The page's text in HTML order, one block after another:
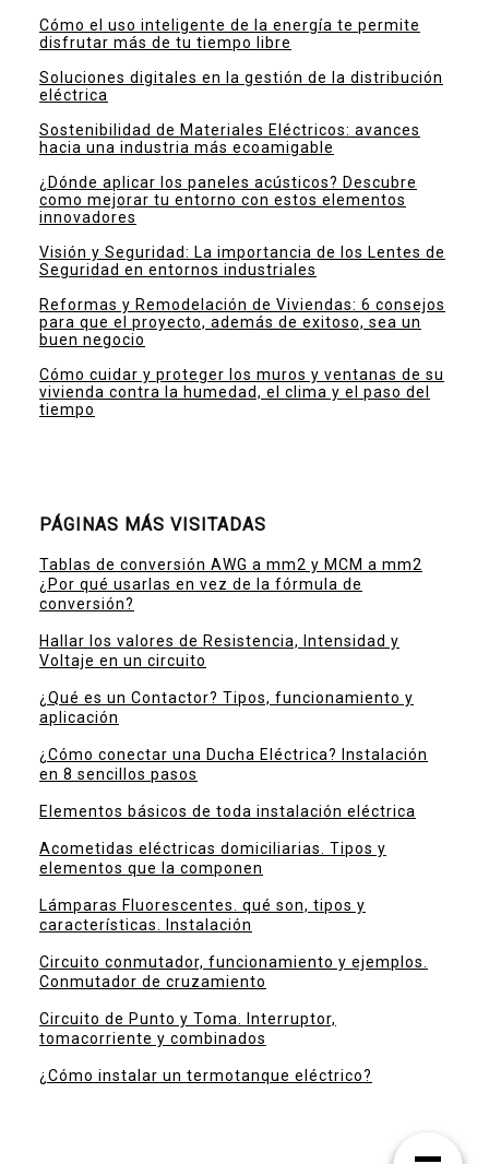
Cómo el uso inteligente de la energía te permite
disfrutar más de tu tiempo libre
Soluciones digitales en la gestión de la distribución
eléctrica
Sostenibilidad de Materiales Eléctricos: avances
hacia una industria más ecoamigable
¿Dónde aplicar los paneles acústicos? Descubre
como mejorar tu entorno con estos elementos
innovadores
Visión y Seguridad: La importancia de los Lentes de
Seguridad en entornos industriales
Reformas y Remodelación de Viviendas: 6 consejos
para que el proyecto, además de exitoso, sea un
buen negocio
Cómo cuidar y proteger los muros y ventanas de su
vivienda contra la humedad, el clima y el paso del
tiempo
PÁGINAS MÁS VISITADAS
Tablas de conversión AWG a mm2 y MCM a mm2
¿Por qué usarlas en vez de la fórmula de
conversión?
Hallar los valores de Resistencia, Intensidad y
Voltaje en un circuito
¿Qué es un Contactor? Tipos, funcionamiento y
aplicación
¿Cómo conectar una Ducha Eléctrica? Instalación
en 8 sencillos pasos
Elementos básicos de toda instalación eléctrica
Acometidas eléctricas domiciliarias. Tipos y
elementos que la componen
Lámparas Fluorescentes. qué son, tipos y
características. Instalación
Circuito conmutador, funcionamiento y ejemplos.
Conmutador de cruzamiento
Circuito de Punto y Toma. Interruptor,
tomacorriente y combinados
¿Cómo instalar un termotanque eléctrico?